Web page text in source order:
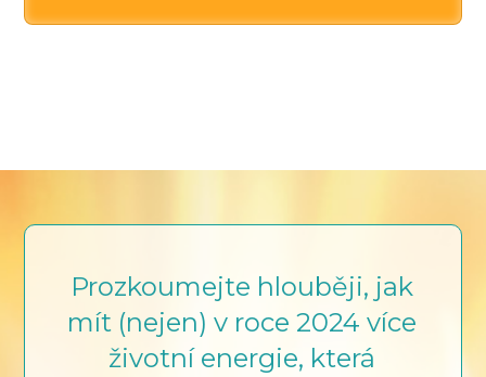
Prozkoumejte hlouběji, jak
mít (nejen) v roce 2024 více
životní energie, která